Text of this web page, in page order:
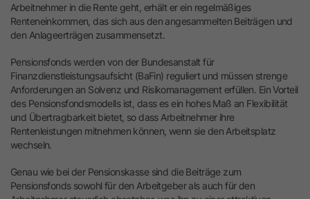
Arbeitnehmer in die Rente geht, erhält er ein regelmäßiges
Renteneinkommen, das sich aus den angesammelten Beiträgen und
den Anlageerträgen zusammensetzt.
Pensionsfonds werden von der Bundesanstalt für
Finanzdienstleistungsaufsicht (BaFin) reguliert und müssen strenge
Anforderungen an Solvenz und Risikomanagement erfüllen. Ein Vorteil
des Pensionsfondsmodells ist, dass es ein hohes Maß an Flexibilität
und Übertragbarkeit bietet, so dass Arbeitnehmer ihre
Rentenleistungen mitnehmen können, wenn sie den Arbeitsplatz
wechseln.
Genau wie bei der Pensionskasse sind die Beiträge zum
Pensionsfonds sowohl für den Arbeitgeber als auch für den